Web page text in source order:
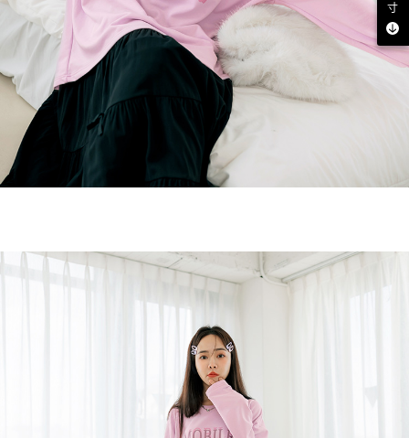
寸